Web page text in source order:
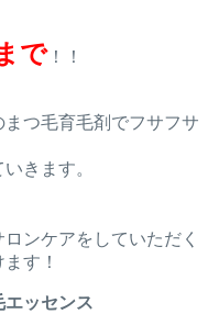
で！！
つ毛育毛剤でフサフサ
きます。
ンケアをしていただく
す！
エッセンス